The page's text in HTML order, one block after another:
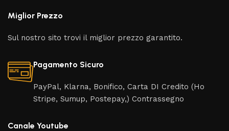
Miglior Prezzo
Sul nostro sito trovi il miglior prezzo garantito.
Pagamento Sicuro
PayPal, Klarna, Bonifico, Carta DI Credito (Ho
Stripe, Sumup, Postepay,) Contrassegno
Canale Youtube